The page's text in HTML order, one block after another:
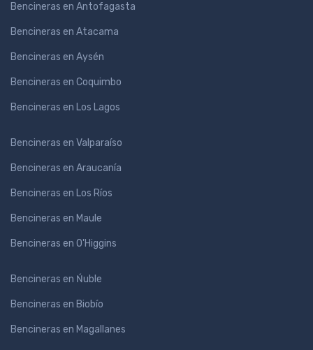
Bencineras en Antofagasta
Bencineras en Atacama
Bencineras en Aysén
Bencineras en Coquimbo
Bencineras en Los Lagos
Bencineras en Valparaíso
Bencineras en Araucanía
Bencineras en Los Ríos
Bencineras en Maule
Bencineras en O'Higgins
Bencineras en Ńuble
Bencineras en Biobío
Bencineras en Magallanes